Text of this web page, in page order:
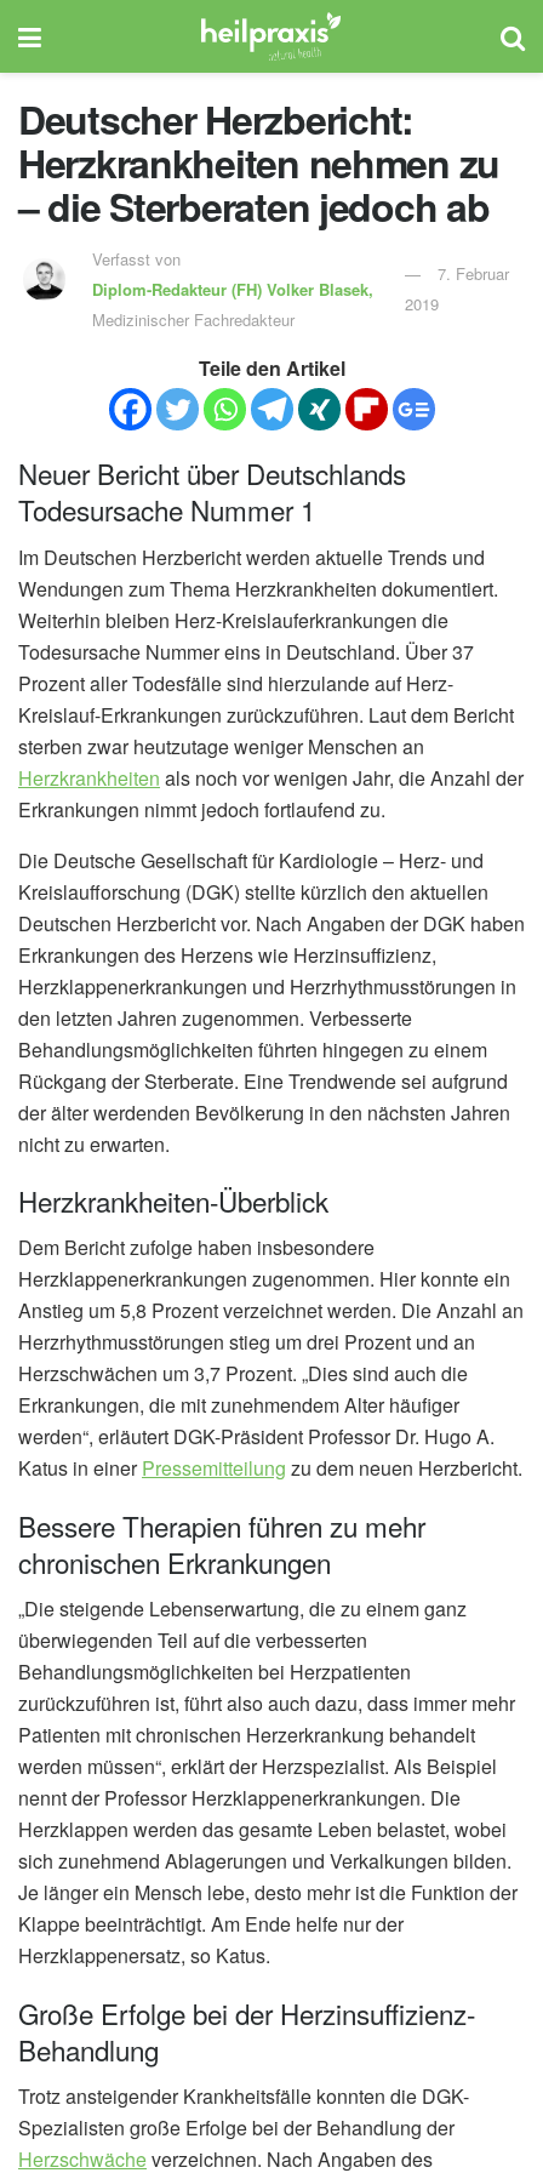
Deutscher Herzbericht:
Herzkrankheiten nehmen zu
– die Sterberaten jedoch ab
Verfasst von
Diplom-Redakteur (FH) Volker Blasek,
Medizinischer Fachredakteur
7. Februar
2019
Teile den Artikel
Neuer Bericht über Deutschlands
Todesursache Nummer 1
Im Deutschen Herzbericht werden aktuelle Trends und
Wendungen zum Thema Herzkrankheiten dokumentiert.
Weiterhin bleiben Herz-Kreislauferkrankungen die
Todesursache Nummer eins in Deutschland. Über 37
Prozent aller Todesfälle sind hierzulande auf Herz-
Kreislauf-Erkrankungen zurückzuführen. Laut dem Bericht
sterben zwar heutzutage weniger Menschen an
Herzkrankheiten als noch vor wenigen Jahr, die Anzahl der
Erkrankungen nimmt jedoch fortlaufend zu.
Die Deutsche Gesellschaft für Kardiologie – Herz- und
Kreislaufforschung (DGK) stellte kürzlich den aktuellen
Deutschen Herzbericht vor. Nach Angaben der DGK haben
Erkrankungen des Herzens wie Herzinsuffizienz,
Herzklappenerkrankungen und Herzrhythmusstörungen in
den letzten Jahren zugenommen. Verbesserte
Behandlungsmöglichkeiten führten hingegen zu einem
Rückgang der Sterberate. Eine Trendwende sei aufgrund
der älter werdenden Bevölkerung in den nächsten Jahren
nicht zu erwarten.
Herzkrankheiten-Überblick
Dem Bericht zufolge haben insbesondere
Herzklappenerkrankungen zugenommen. Hier konnte ein
Anstieg um 5,8 Prozent verzeichnet werden. Die Anzahl an
Herzrhythmusstörungen stieg um drei Prozent und an
Herzschwächen um 3,7 Prozent. „Dies sind auch die
Erkrankungen, die mit zunehmendem Alter häufiger
werden“, erläutert DGK-Präsident Professor Dr. Hugo A.
Katus in einerPressemitteilung zu dem neuen Herzbericht.
Bessere Therapien führen zu mehr
chronischen Erkrankungen
„Die steigende Lebenserwartung, die zu einem ganz
überwiegenden Teil auf die verbesserten
Behandlungsmöglichkeiten bei Herzpatienten
zurückzuführen ist, führt also auch dazu, dass immer mehr
Patienten mit chronischen Herzerkrankung behandelt
werden müssen“, erklärt der Herzspezialist. Als Beispiel
nennt der Professor Herzklappenerkrankungen. Die
Herzklappen werden das gesamte Leben belastet, wobei
sich zunehmend Ablagerungen und Verkalkungen bilden.
Je länger ein Mensch lebe, desto mehr ist die Funktion der
Klappe beeinträchtigt. Am Ende helfe nur der
Herzklappenersatz, so Katus.
Große Erfolge bei der Herzinsuffizienz-
Behandlung
Trotz ansteigender Krankheitsfälle konnten die DGK-
Spezialisten große Erfolge bei der Behandlung der
Herzschwächeverzeichnen. Nach Angaben des